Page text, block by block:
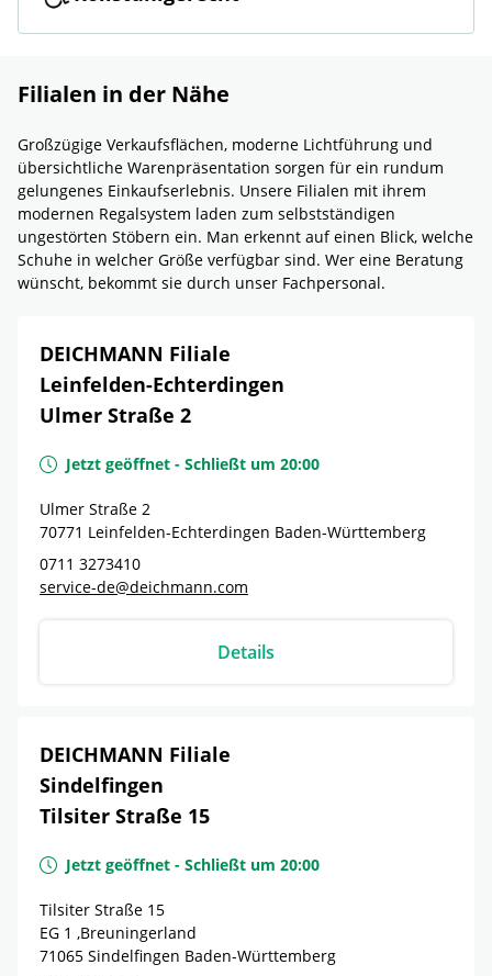
Filialen in der Nähe
Großzügige Verkaufsflächen, moderne Lichtführung und
übersichtliche Warenpräsentation sorgen für ein rundum
gelungenes Einkaufserlebnis. Unsere Filialen mit ihrem
modernen Regalsystem laden zum selbstständigen
ungestörten Stöbern ein. Man erkennt auf einen Blick, welche
Schuhe in welcher Größe verfügbar sind. Wer eine Beratung
wünscht, bekommt sie durch unser Fachpersonal.
DEICHMANN Filiale
Leinfelden-Echterdingen
Ulmer Straße 2
Jetzt geöffnet - Schließt um 20:00
Ulmer Straße 2
70771 Leinfelden-Echterdingen Baden-Württemberg
0711 3273410
service-de@deichmann.com
Details
DEICHMANN Filiale
Sindelfingen
Tilsiter Straße 15
Jetzt geöffnet - Schließt um 20:00
Tilsiter Straße 15
EG 1 ,Breuningerland
71065 Sindelfingen Baden-Württemberg